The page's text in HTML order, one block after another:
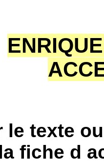
le texte
fiche d